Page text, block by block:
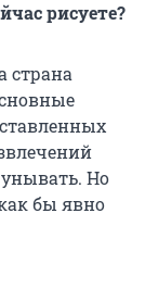
рисуете?
страна
Но
бы явно